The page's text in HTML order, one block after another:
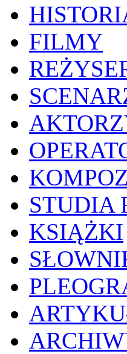
FILMY
STUDIA
KSIĄŻKI